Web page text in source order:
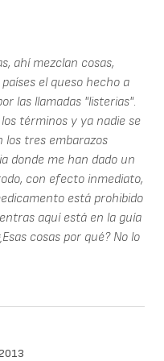
ahí mezclan cosas,
el queso hecho a
las llamadas "listerias".
términos y ya nadie se
los tres embarazos
donde me han dado un
con efecto inmediato,
está prohibido
aquí está en la guía
cosas por qué? No lo